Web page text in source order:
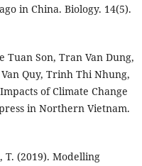
in China. Biology. 14(5).
Tuan Son, Tran Van Dung,
Quy, Trinh Thi Nhung,
of Climate Change
in Northern Vietnam.
T. (2019). Modelling